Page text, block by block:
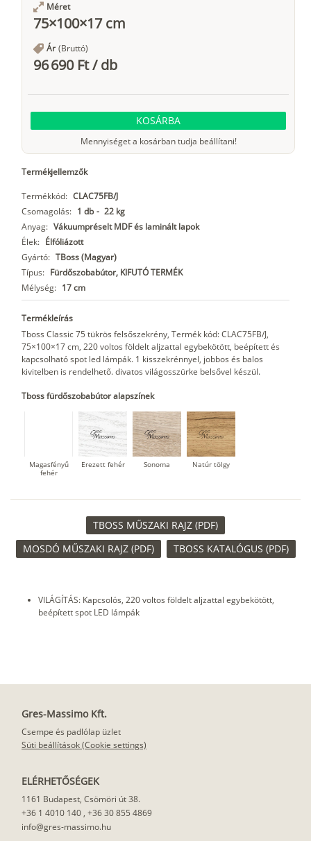
Méret
75×100×17 cm
Ár (Bruttó)
96 690 Ft/db
KOSÁRBA
Mennyiséget a kosárban tudja beállítani!
Termékjellemzők
Termékkód: CLAC75FB/J
Csomagolás: 1 db - 22 kg
Anyag: Vákuumpréselt MDF és laminált lapok
Élek: Élfóliázott
Gyártó: TBoss (Magyar)
Típus: Fürdőszobabútor, KIFUTÓ TERMÉK
Mélység: 17 cm
Termékleírás
Tboss Classic 75 tükrös felsőszekrény, Termék kód: CLAC75FB/J,
75×100×17 cm, 220 voltos földelt aljzattal egybekötött, beépített és
kapcsolható spot led lámpák. 1 kisszekrénnyel, jobbos és balos
kivitelben is rendelhető. divatos világosszürke belsővel készül.
Tboss fürdőszobabútor alapszínek
Magasfényű
fehér
Erezett fehér Sonoma Natúr tölgy
TBOSS MŰSZAKI RAJZ (PDF)
MOSDÓ MŰSZAKI RAJZ (PDF)
TBOSS KATALÓGUS (PDF)
VILÁGÍTÁS: Kapcsolós, 220 voltos földelt aljzattal egybekötött,
beépített spot LED lámpák
Gres-Massimo Kft.
Csempe és padlólap üzlet
Süti beállítások (Cookie settings)
ELÉRHETŐSÉGEK
1161 Budapest, Csömöri út 38.
+36 1 4010 140 , +36 30 855 4869
info@gres-massimo.hu